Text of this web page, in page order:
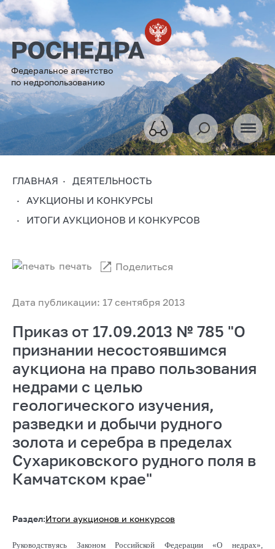
Федеральное агентство
по недропользованию
ГЛАВНАЯ
ДЕЯТЕЛЬНОСТЬ
АУКЦИОНЫ И КОНКУРСЫ
ИТОГИ АУКЦИОНОВ И КОНКУРСОВ
Дата публикации: 17 сентября 2013
печать Поделиться
Приказ от 17.09.2013 № 785 "О
признании несостоявшимся
аукциона на право пользования
недрами с целью
геологического изучения,
разведки и добычи рудного
золота и серебра в пределах
Сухариковского рудного поля в
Камчатском крае"
Раздел:Итоги аукционов и конкурсов
Руководствуясь Законом Российской Федерации «О недрах»,